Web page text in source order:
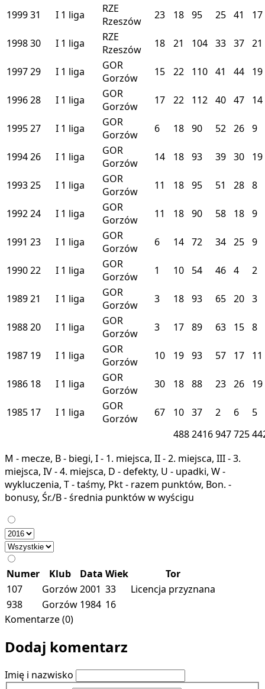
199931 I 1 liga
RZE
Rzeszów
23 18 95 25 41 17
199830 I 1 liga
RZE
Rzeszów
18 21 104 33 37 21
199729 I 1 liga
GOR
Gorzów
15 22 110 41 44 19
199628 I 1 liga
GOR
Gorzów
17 22 112 40 47 14
199527 I 1 liga
GOR
Gorzów
6 18 90 52 26 9
199426 I 1 liga
GOR
Gorzów
14 18 93 39 30 19
199325 I 1 liga
GOR
Gorzów
11 18 95 51 28 8
199224 I 1 liga
GOR
Gorzów
11 18 90 58 18 9
1991 23 I 1 liga
GOR
Gorzów
6 14 72 34 25 9
199022 I 1 liga
GOR
Gorzów
1 10 54 46 4 2
198921 I 1 liga
GOR
Gorzów
3 18 93 65 20 3
198820 I 1 liga
GOR
Gorzów
3 17 89 63 15 8
1987 19 I 1 liga
GOR
Gorzów
10 19 93 57 17 11
1986 18 I 1 liga
GOR
Gorzów
30 18 88 23 26 19
1985 17 I 1 liga
GOR
Gorzów
67 10 37 2 6
5
4882416947725
M - mecze, B - biegi, I - 1. miejsca, II - 2. miejsca, III - 3.
miejsca, IV - 4. miejsca, D - defekty, U - upadki, W -
wykluczenia, T - taśmy, Pkt - razem punktów, Bon. -
bonusy, Śr./B - średnia punktów w wyścigu
Numer Klub Data Wiek
Tor
107
Gorzów2001 33
Licencja przyznana
938
Gorzów 1984 16
Komentarze (0)
Dodaj komentarz
Imię i nazwisko